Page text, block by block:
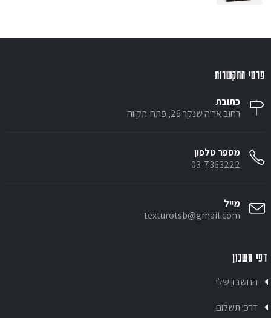
פרטי התקשרות
כתובת
רחוב אריה שנקר 26, פתח-תקווה
מספר טלפון
03-7363222
מייל
texturotsb@gmail.com
דפי חשבון
החשבון שלי
דרכי תשלום